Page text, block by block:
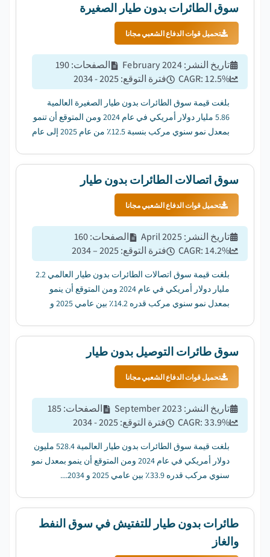
سوق الطائرات بدون طيار الصغيرة
تحميل قوات الدفاع الشعبي مجانا
تاريخ النشر :
February 2024 الصفحات:
190
CAGR:12.5% فترة التوقع:
2025 - 2034
بلغت قيمة سوق الطائرات بدون طيار الصغيرة العالمية
5.86 مليار دولار أمريكي في عام 2024 ومن المتوقع أن تنمو
بمعدل نمو سنوي مركب بنسبة 12.5٪ من عام 2025 إلى عام
سوق اتصالات الطائرات بدون طيار
تحميل قوات الدفاع الشعبي مجانا
تاريخ النشر :
April 2025 الصفحات:
160
CAGR:14.2% فترة التوقع:
2025 – 2034
بلغت قيمة سوق اتصالات الطائرات بدون طيار العالمي 2.2
مليار دولار أمريكي في عام 2024 ومن المتوقع أن ينمو
بمعدل نمو سنوي مركب قدره 14.2٪ بين عامي 2025 و
سوق طائرات التوصيل بدون طيار
تحميل قوات الدفاع الشعبي مجانا
تاريخ النشر :
September 2023 الصفحات:
185
CAGR:33.9% فترة التوقع:
2025 - 2034
بلغت قيمة سوق الطائرات بدون طيار العالمية 528.4 مليون
دولار أمريكي في عام 2024 ومن المتوقع أن ينمو بمعدل نمو
سنوي مركب قدره 33.9٪ بين عامي 2025 و 2034....
طائرات بدون طيار للتفتيش في سوق النفط
والغاز